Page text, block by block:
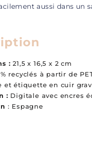
aussi dans un
: 21,5 x 16,5 x 2 cm
recyclés à partir de
et étiquette en cuir
: Digitale avec encres
: Espagne